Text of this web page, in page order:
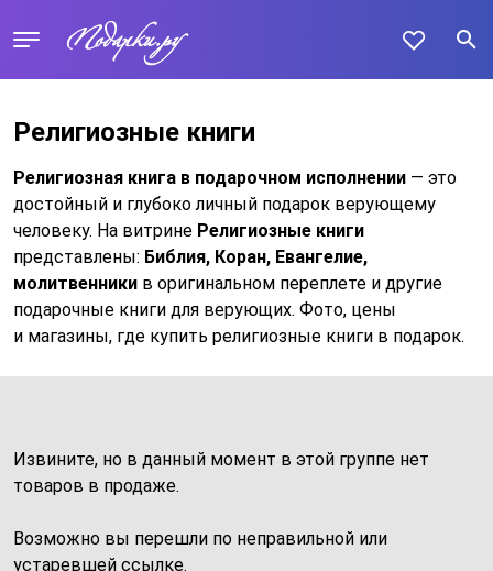
Религиозные книги
Религиозная книга в подарочном исполнении — это
достойный и глубоко личный подарок верующему
человеку. На витрине Религиозные книги
представлены: Библия, Коран, Евангелие,
молитвенники в оригинальном переплете и другие
подарочные книги для верующих. Фото, цены
и магазины, где купить религиозные книги в подарок.
Извините, но в данный момент в этой группе нет
товаров в продаже.
Возможно вы перешли по неправильной или
устаревшей ссылке.